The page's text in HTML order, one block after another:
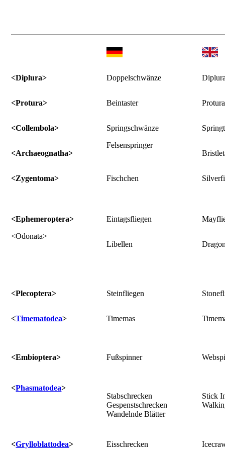
<Diplura> Doppelschwänze
<Protura> Beintaster
<Collembola> Springschwänze
<Archaeognatha>
Felsenspringer
<Zygentoma> Fischchen
<Ephemeroptera> Eintagsfliegen
<Odonata>
Libellen
<Plecoptera> Steinfliegen
<Timematodea> Timemas
<Embioptera> Fußspinner
<Phasmatodea>
Stabschrecken
Gespenstschrecken
Wandelnde Blätter
Stick
<Grylloblattodea> Eisschrecken